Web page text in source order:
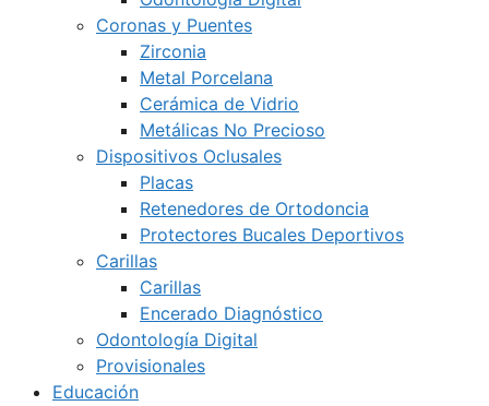
Coronas y Puentes
Zirconia
Metal Porcelana
Cerámica de Vidrio
Metálicas No Precioso
Dispositivos Oclusales
Placas
Retenedores de Ortodoncia
Protectores Bucales Deportivos
Carillas
Carillas
Encerado Diagnóstico
Odontología Digital
Provisionales
Educación